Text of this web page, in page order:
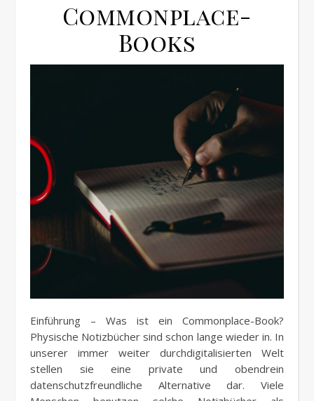
Commonplace-
Books
Einführung – Was ist ein Commonplace-Book?
Physische Notizbücher sind schon lange wieder in. In
unserer immer weiter durchdigitalisierten Welt
stellen sie eine private und obendrein
datenschutzfreundliche Alternative dar. Viele